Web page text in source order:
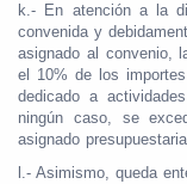
k.- En atención a la
convenida y
asignado al convenio,
el 10% de los
dedicado a
ningún caso, se
asignado
l.- Asimismo, queda